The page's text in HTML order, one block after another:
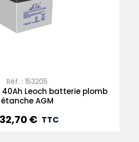
Réf. : 153205
40Ah Leoch batterie plomb
étanche AGM
€ TTC